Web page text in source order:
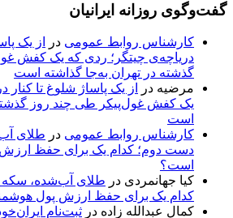
گفت‌وگوی روزانه ایرانیان
کارشناس روابط عمومی در
از یک
دریاچه‌ی چیتگر؛ ردی که یک کفش
گذشته در تهران به‌جا گذاشته است
مرضیه در
از یک پاساژ شلوغ تا
یک کفش غول‌پیکر طی چند روز
است
کارشناس روابط عمومی در طلای
دست دوم؛ کدام یک برای حفظ ارزش
است؟
کیا جهانمردی در طلای آب‌شده، سکه
کدام یک برای حفظ ارزش پول
کمال عبدالله زاده در